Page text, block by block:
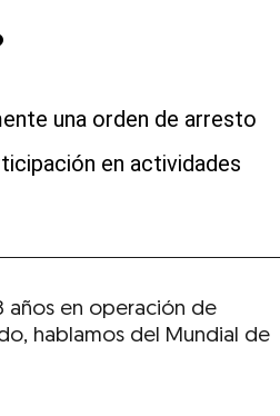
una orden de arresto
en actividades
años en operación de
hablamos del Mundial de